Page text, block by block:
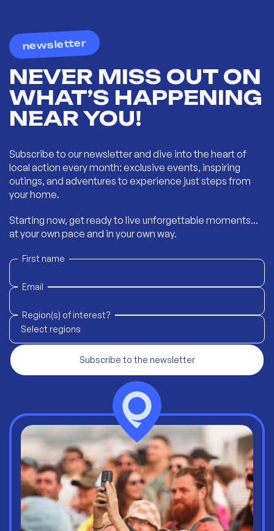
newsletter
NEVER MISS OUT ON
WHAT’S HAPPENING
NEAR YOU!
Subscribe to our newsletter and dive into the heart of
local action every month: exclusive events, inspiring
outings, and adventures to experience just steps from
your home.
Starting now, get ready to live unforgettable moments...
at your own pace and in your own way.
First name
Email
Region(s) of interest?
Select regions
Subscribe to the newsletter